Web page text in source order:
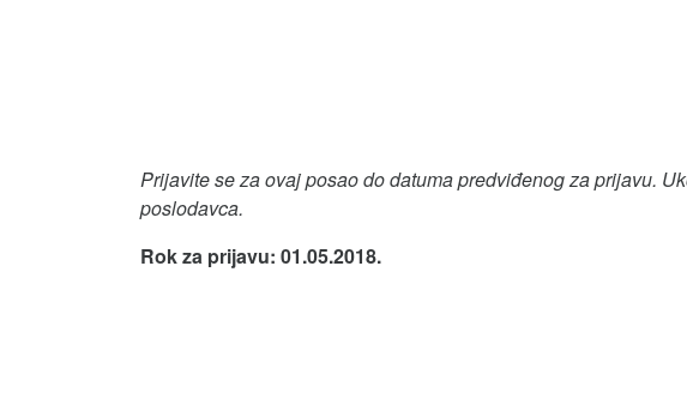
Prijavite se za ovaj posao do datuma predviđenog za prijavu.
poslodavca.
Rok za prijavu: 01.05.2018.